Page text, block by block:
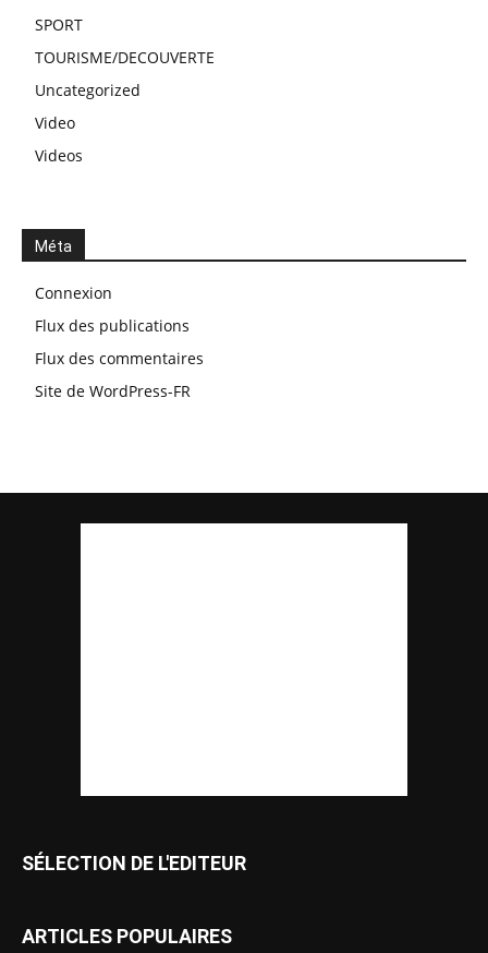
SPORT
TOURISME/DECOUVERTE
Uncategorized
Video
Videos
Méta
Connexion
Flux des publications
Flux des commentaires
Site de WordPress-FR
SÉLECTION DE L'EDITEUR
ARTICLES POPULAIRES